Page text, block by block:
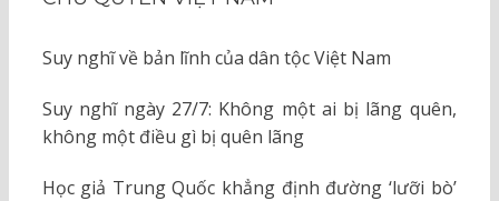
Suy nghĩ về bản lĩnh của dân tộc Việt Nam
Suy nghĩ ngày 27/7: Không một ai bị lãng quên,
không một điều gì bị quên lãng
Học giả Trung Quốc khẳng định đường ‘lưỡi bò’